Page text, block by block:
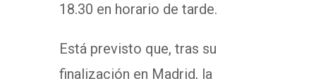
18.30 en horario de tarde.
Está previsto que, tras su
finalización en Madrid, la